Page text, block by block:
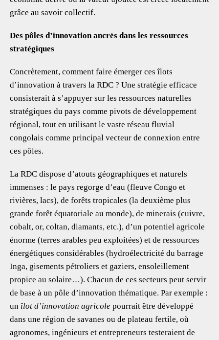
grâce au savoir collectif.
Des pôles d’innovation ancrés dans les ressources
stratégiques
Concrètement, comment faire émerger ces îlots
d’innovation à travers la RDC ? Une stratégie efficace
consisterait à s’appuyer sur les ressources naturelles
stratégiques du pays comme pivots de développement
régional, tout en utilisant le vaste réseau fluvial
congolais comme principal vecteur de connexion entre
ces pôles.
La RDC dispose d’atouts géographiques et naturels
immenses : le pays regorge d’eau (fleuve Congo et
rivières, lacs), de forêts tropicales (la deuxième plus
grande forêt équatoriale au monde), de minerais (cuivre,
cobalt, or, coltan, diamants, etc.), d’un potentiel agricole
énorme (terres arables peu exploitées) et de ressources
énergétiques considérables (hydroélectricité du barrage
Inga, gisements pétroliers et gaziers, ensoleillement
propice au solaire…). Chacun de ces secteurs peut servir
de base à un pôle d’innovation thématique. Par exemple :
un îlot d’innovation agricole pourrait être développé
dans une région de savanes ou de plateau fertile, où
agronomes, ingénieurs et entrepreneurs testeraient de